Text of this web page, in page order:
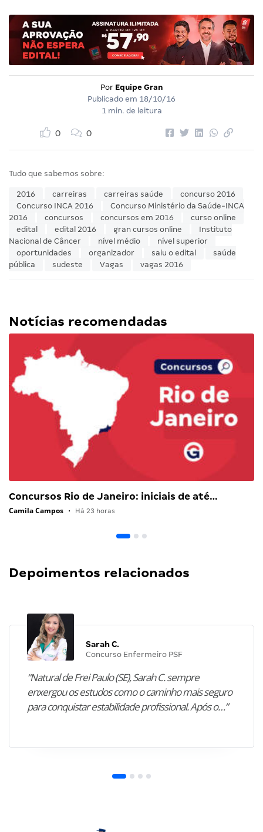
Por Equipe Gran
Publicado em 18/10/16
1 min. de leitura
0 0
Tudo que sabemos sobre:
2016 carreiras carreiras saúde
concurso 2016
Concurso INCA 2016
Concurso Ministério da Saúde-INCA
2016
concursos concursos em 2016
curso online
edital
edital 2016 gran cursos online
Instituto
Nacional de Câncer
nível médio
nível superior
oportunidades
organizador saiu o edital
saúde
pública
sudeste Vagas vagas 2016
Notícias recomendadas
Concursos Rio de Janeiro: iniciais de até…
Camila Campos • Há 23 horas
Depoimentos relacionados
Sarah C.
Concurso Enfermeiro PSF
“Natural de Frei Paulo (SE), Sarah C. sempre
enxergou os estudos como o caminho mais seguro
para conquistar estabilidade profissional. Após o…”